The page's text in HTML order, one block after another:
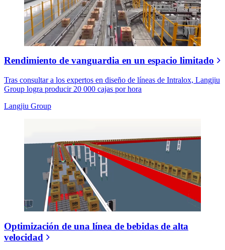
Rendimiento de vanguardia en un espacio limitado
Tras consultar a los expertos en diseño de líneas de Intralox, Langjiu
Group logra producir 20 000 cajas por hora
Langjiu Group
Optimización de una línea de bebidas de alta
velocidad